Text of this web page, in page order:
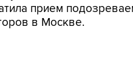
прием
в Москве.